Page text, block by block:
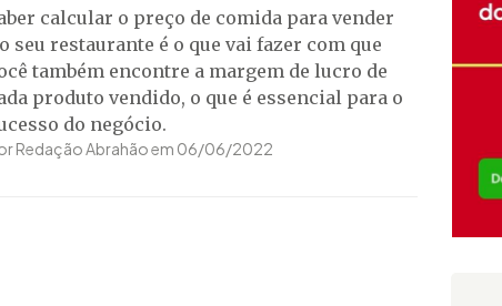
calcular o preço de comida para vender
seu restaurante é o que vai fazer com que
também encontre a margem de lucro de
produto vendido, o que é essencial para o
do negócio.
Redação Abrahão em 06/06/2022